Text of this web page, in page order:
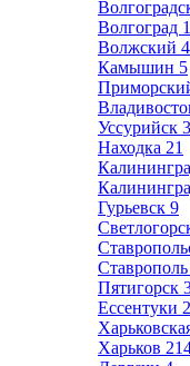
Волгоград
Волжский
Камышин 5
Уссурийск
Находка 21
Гурьевск 9
Ставрополь
Пятигорск
Ессентуки
Харьков